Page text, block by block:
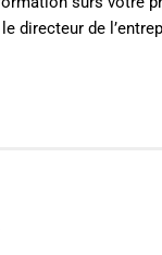
directeur de